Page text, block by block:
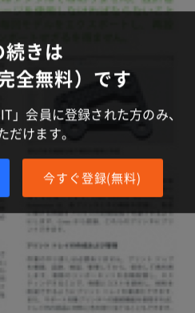
続きは
全無料）です
」会員に登録された方のみ、
だけます。
今すぐ登録(無料)